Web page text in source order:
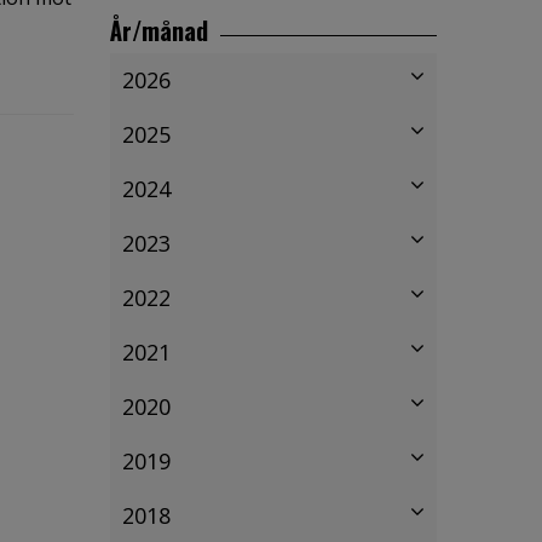
År/månad
2026
2025
2024
2023
2022
2021
2020
2019
2018